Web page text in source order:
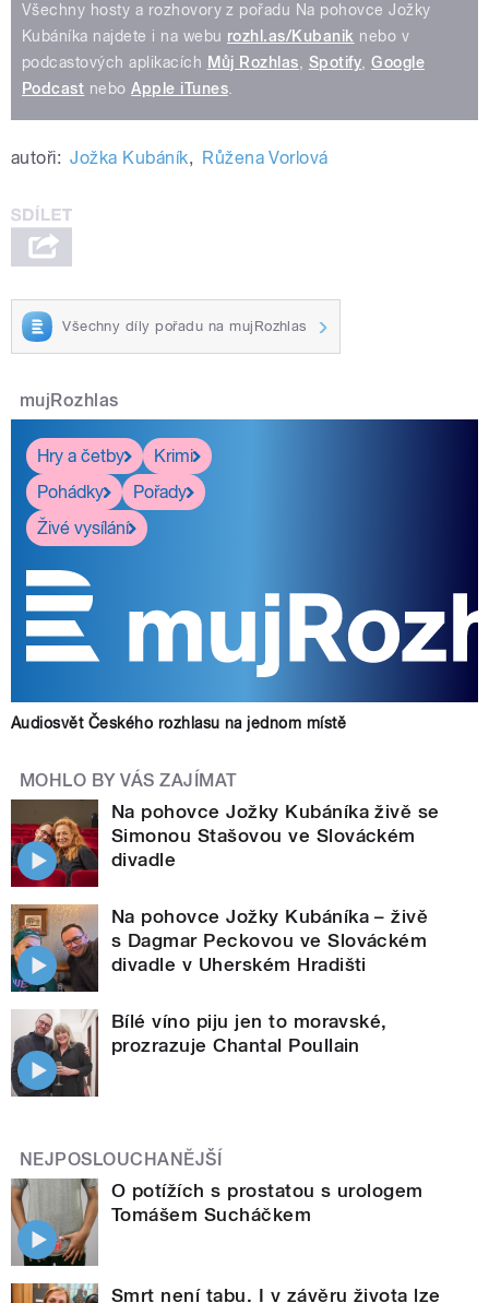
Všechny hosty a rozhovory z pořadu Na pohovce Jožky
Kubáníka najdete i na webu rozhl.as/Kubanik nebo v
podcastových aplikacích Můj Rozhlas, Spotify,Google
Podcast neboApple iTunes.
autoři: Jožka Kubáník, Růžena Vorlová
Všechny díly pořadu na mujRozhlas
mujRozhlas
Hry a četby
Krimi
Pohádky
Pořady
Živé vysílání
Audiosvět Českého rozhlasu na jednom místě
MOHLO BY VÁS ZAJÍMAT
Na pohovce Jožky Kubáníka živě se
Simonou Stašovou ve Slováckém
divadle
Na pohovce Jožky Kubáníka – živě
s Dagmar Peckovou ve Slováckém
divadle v Uherském Hradišti
Bílé víno piju jen to moravské,
prozrazuje Chantal Poullain
NEJPOSLOUCHANĚJŠÍ
O potížích s prostatou s urologem
Tomášem Sucháčkem
Smrt není tabu. I v závěru života lze